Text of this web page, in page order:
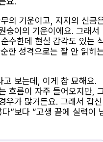
의 기운이고, 지지의 신금
숭이의 기운이에요. 그래서
수한데 현실 감각도 있는
한 성격으로는 잘 안 읽히
고 보는데, 이게 참 묘해요.
흐름이 자주 들어오지만,
우가 많거든요. 그래서 갑신
”보다 “고생 끝에 실력이